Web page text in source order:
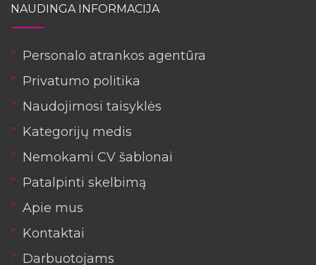
NAUDINGA INFORMACIJA
Personalo atrankos agentūra
Privatumo politika
Naudojimosi taisyklės
Kategorijų medis
Nemokami CV šablonai
Patalpinti skelbimą
Apie mus
Kontaktai
Darbuotojams